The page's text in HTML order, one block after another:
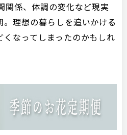
関係、体調の変化など現実
理想の暮らしを追いかける
なってしまったのかもしれ